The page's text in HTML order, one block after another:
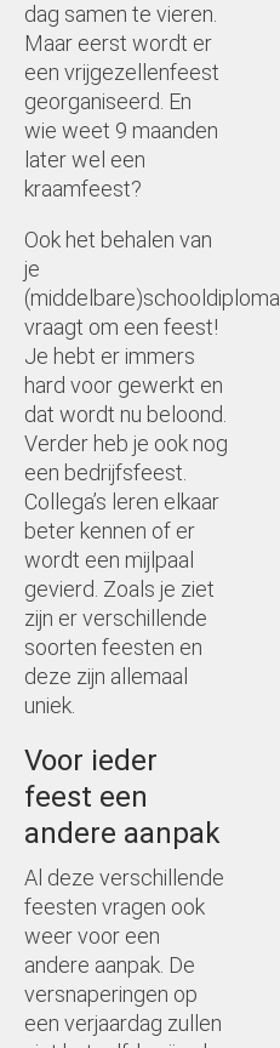
dag samen te vieren.
Maar eerst wordt er
een vrijgezellenfeest
georganiseerd. En
wie weet 9 maanden
later wel een
kraamfeest?
Ook het behalen van
je
(middelbare)schooldiploma
vraagt om een feest!
Je hebt er immers
hard voor gewerkt en
dat wordt nu beloond.
Verder heb je ook nog
een bedrijfsfeest.
Collega’s leren elkaar
beter kennen of er
wordt een mijlpaal
gevierd. Zoals je ziet
zijn er verschillende
soorten feesten en
deze zijn allemaal
uniek.
Voor ieder
feest een
andere aanpak
Al deze verschillende
feesten vragen ook
weer voor een
andere aanpak. De
versnaperingen op
een verjaardag zullen